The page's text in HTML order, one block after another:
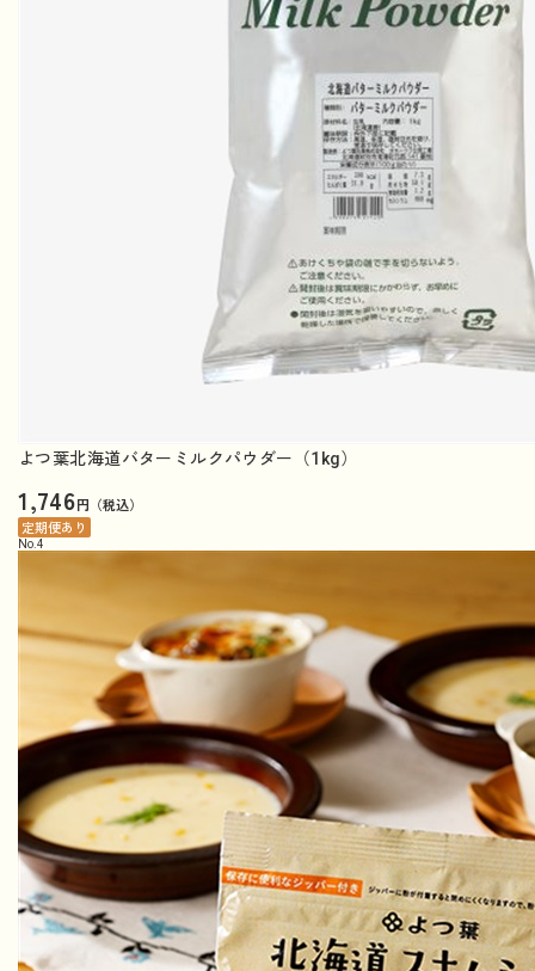
よつ葉北海道バターミルクパウダー（1kg）
1,746円（税込）
定期便あり
No. 4